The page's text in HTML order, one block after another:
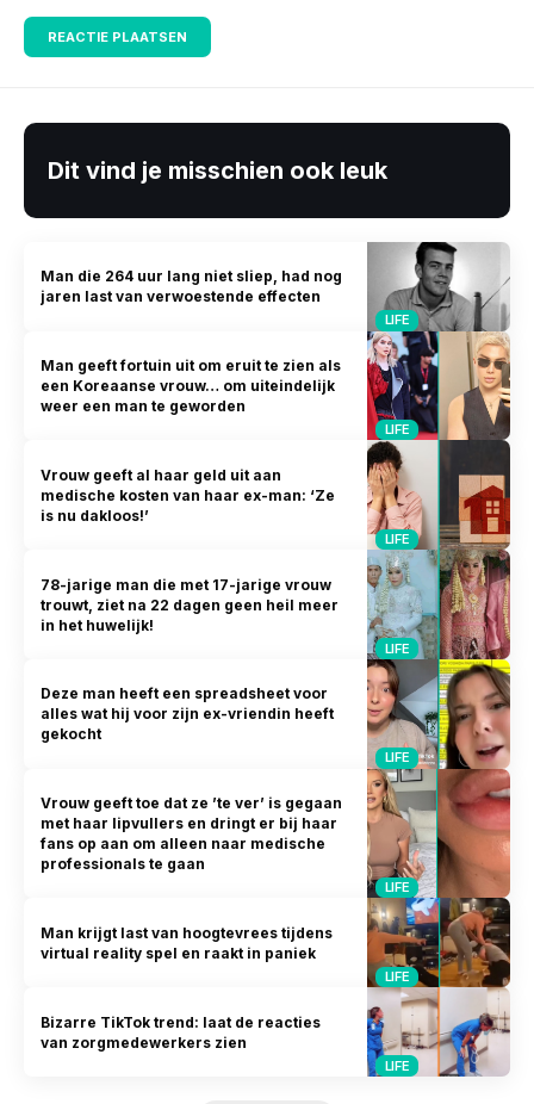
Dit vind je misschien ook leuk
LIFE
Man die 264 uur lang niet sliep, had nog
jaren last van verwoestende effecten
LIFE
Man geeft fortuin uit om eruit te zien als
een Koreaanse vrouw… om uiteindelijk
weer een man te geworden
LIFE
Vrouw geeft al haar geld uit aan
medische kosten van haar ex-man: ‘Ze
is nu dakloos!’
LIFE
78-jarige man die met 17-jarige vrouw
trouwt, ziet na 22 dagen geen heil meer
in het huwelijk!
LIFE
Deze man heeft een spreadsheet voor
alles wat hij voor zijn ex-vriendin heeft
gekocht
LIFE
Vrouw geeft toe dat ze ’te ver’ is gegaan
met haar lipvullers en dringt er bij haar
fans op aan om alleen naar medische
professionals te gaan
LIFE
Man krijgt last van hoogtevrees tijdens
virtual reality spel en raakt in paniek
LIFE
Bizarre TikTok trend: laat de reacties
van zorgmedewerkers zien